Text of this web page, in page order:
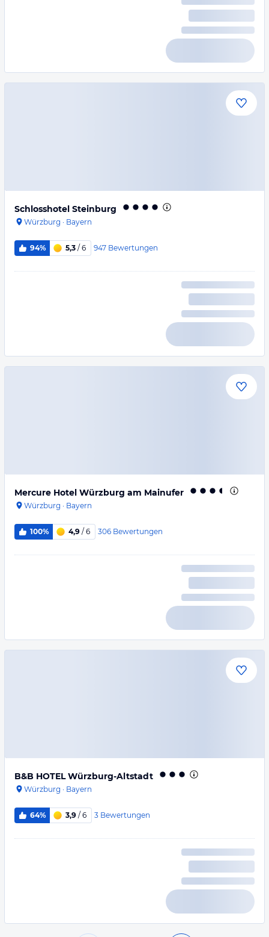
Schlosshotel Steinburg
Würzburg · Bayern
94% 5,3 / 6 947 Bewertungen
Mercure Hotel Würzburg am Mainufer
Würzburg · Bayern
100% 4,9 / 6 306 Bewertungen
B&B HOTEL Würzburg-Altstadt
Würzburg · Bayern
64% 3,9 / 6 3 Bewertungen